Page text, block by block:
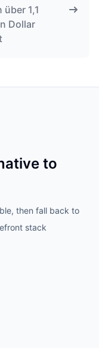
über 1,1
Dollar
to
then fall back to
stack